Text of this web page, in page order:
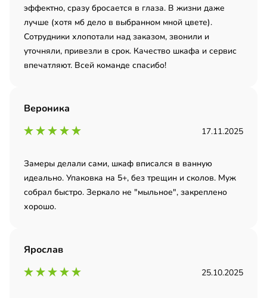
эффектно, сразу бросается в глаза. В жизни даже
лучше (хотя мб дело в выбранном мной цвете).
Сотрудники хлопотали над заказом, звонили и
уточняли, привезли в срок. Качество шкафа и сервис
впечатляют. Всей команде спасибо!
Вероника
17.11.2025
Замеры делали сами, шкаф вписался в ванную
идеально. Упаковка на 5+, без трещин и сколов. Муж
собрал быстро. Зеркало не "мыльное", закреплено
хорошо.
Ярослав
25.10.2025